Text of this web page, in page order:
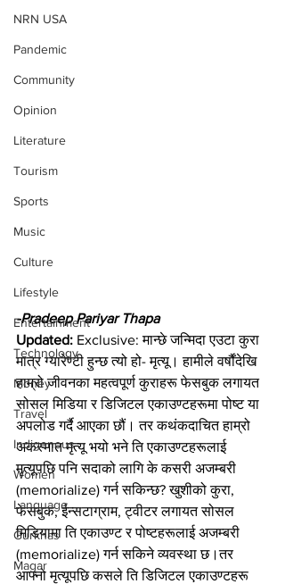
NRN USA
Pandemic
Community
Opinion
Literature
Tourism
Sports
Music
Culture
Lifestyle
Entertainment
Technology
Money
Travel
Indigenous
Women
Language
Gurkhas
Magar
-Pradeep Pariyar Thapa
Updated: Exclusive: मान्छे जन्मिदा एउटा कुरा
मात्र ग्यारेण्टी हुन्छ त्यो हो- मृत्यू। हामीले वर्षौंदेखि
हाम्रो जीवनका महत्वपूर्ण कुराहरू फेसबुक लगायत
सोसल मिडिया र डिजिटल एकाउण्टहरूमा पोष्ट या
अपलोड गर्दै आएका छौं। तर कथंकदाचित हाम्रो
अकस्मात मृत्यू भयो भने ति एकाउण्टहरूलाई
मृत्यूपछि पनि सदाको लागि के कसरी अजम्बरी
(memorialize) गर्न सकिन्छ? खुशीको कुरा,
फेसबुक, ईन्सटाग्राम, ट्वीटर लगायत सोसल
मिडियामा ति एकाउण्ट र पोष्टहरूलाई अजम्बरी
(memorialize) गर्न सकिने व्यवस्था छ।तर
आफ्नो मृत्यूपछि कसले ति डिजिटल एकाउण्टहरू